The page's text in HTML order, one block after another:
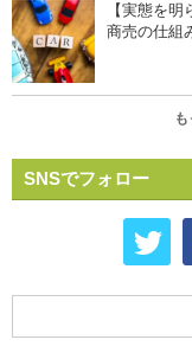
【実態を
商売の仕組
SNSでフォロー